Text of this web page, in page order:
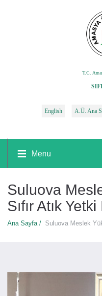
T.C.
English A.Ü. Ana
Menu
Suluova
Sıfır Atık
Ana Sayfa / Suluova Meslek